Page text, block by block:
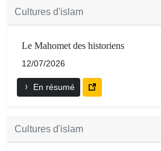
Cultures d'islam
Le Mahomet des historiens
12/07/2026
En résumé
Cultures d'islam